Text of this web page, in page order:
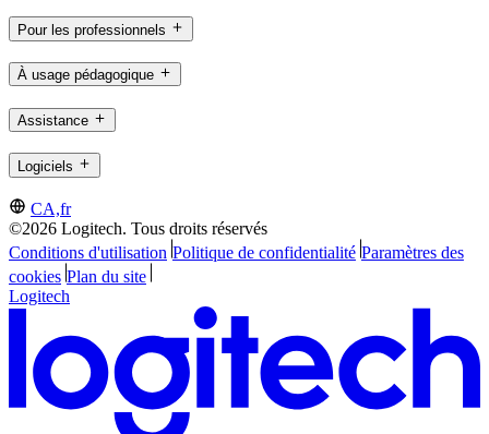
Pour les professionnels
À usage pédagogique
Assistance
Logiciels
CA,fr
©2026 Logitech. Tous droits réservés
Conditions d'utilisation Politique de confidentialité Paramètres des
cookies Plan du site
Logitech